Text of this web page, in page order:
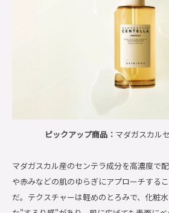
ピックアップ商品： マダガスカル
マダガスカル産のセンテラ成分を高濃度で
や赤みなどの肌のゆらぎにアプローチする
だ。テクスチャーは軽めのとろみで、化粧